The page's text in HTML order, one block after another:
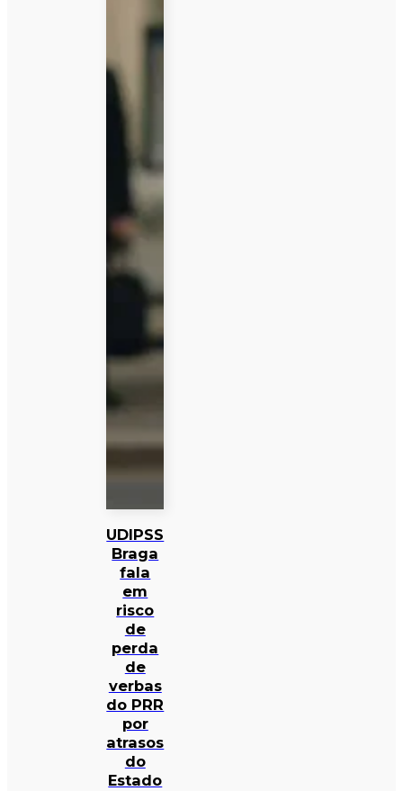
UDIPSS
Braga
fala
em
risco
de
perda
de
verbas
do PRR
por
atrasos
do
Estado